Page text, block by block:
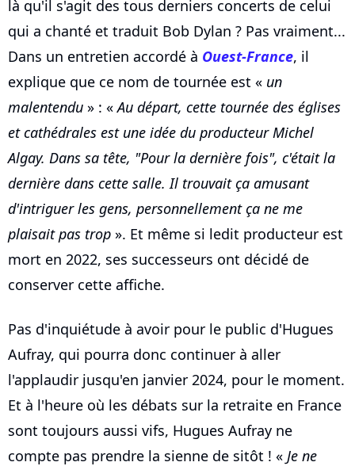
là qu'il s'agit des tous derniers concerts de celui
qui a chanté et traduit Bob Dylan ? Pas vraiment...
Dans un entretien accordé à Ouest-France, il
explique que ce nom de tournée est « un
malentendu » : «Au départ, cette tournée des églises
et cathédrales est une idée du producteur Michel
Algay. Dans sa tête, "Pour la dernière fois", c'était la
dernière dans cette salle. Il trouvait ça amusant
d'intriguer les gens, personnellement ça ne me
plaisait pas trop ». Et même si ledit producteur est
mort en 2022, ses successeurs ont décidé de
conserver cette affiche.
Pas d'inquiétude à avoir pour le public d'Hugues
Aufray, qui pourra donc continuer à aller
l'applaudir jusqu'en janvier 2024, pour le moment.
Et à l'heure où les débats sur la retraite en France
sont toujours aussi vifs, Hugues Aufray ne
compte pas prendre la sienne de sitôt ! « Je ne